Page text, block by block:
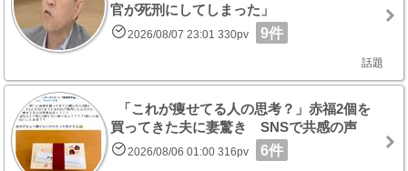
官が死刑にしてしまった」
2026/08/07 23:01 330pv 9件
話題
「これが痩せてる人の思考？」赤福2個を
買ってきた夫に妻驚き SNSで共感の声
2026/08/06 01:00 316pv 6件